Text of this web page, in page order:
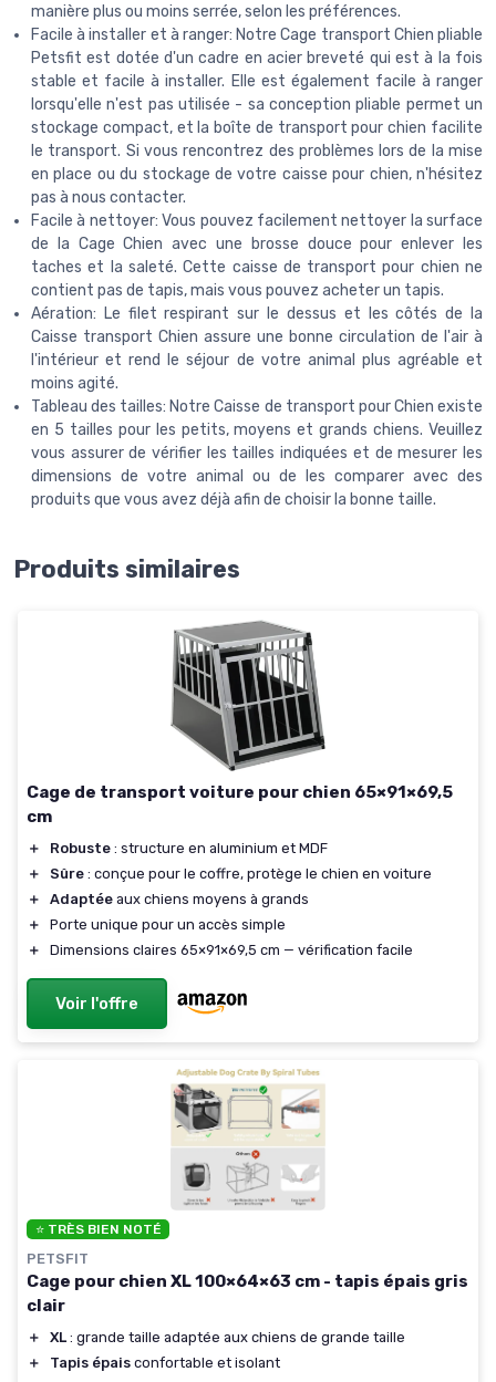
manière plus ou moins serrée, selon les préférences.
Facile à installer et à ranger: Notre Cage transport Chien pliable
Petsfit est dotée d'un cadre en acier breveté qui est à la fois
stable et facile à installer. Elle est également facile à ranger
lorsqu'elle n'est pas utilisée - sa conception pliable permet un
stockage compact, et la boîte de transport pour chien facilite
le transport. Si vous rencontrez des problèmes lors de la mise
en place ou du stockage de votre caisse pour chien, n'hésitez
pas à nous contacter.
Facile à nettoyer: Vous pouvez facilement nettoyer la surface
de la Cage Chien avec une brosse douce pour enlever les
taches et la saleté. Cette caisse de transport pour chien ne
contient pas de tapis, mais vous pouvez acheter un tapis.
Aération: Le filet respirant sur le dessus et les côtés de la
Caisse transport Chien assure une bonne circulation de l'air à
l'intérieur et rend le séjour de votre animal plus agréable et
moins agité.
Tableau des tailles: Notre Caisse de transport pour Chien existe
en 5 tailles pour les petits, moyens et grands chiens. Veuillez
vous assurer de vérifier les tailles indiquées et de mesurer les
dimensions de votre animal ou de les comparer avec des
produits que vous avez déjà afin de choisir la bonne taille.
Produits similaires
Cage de transport voiture pour chien 65×91×69,5
cm
＋ Robuste : structure en aluminium et MDF
＋
Sûre : conçue pour le coffre, protège le chien en voiture
＋
Adaptée aux chiens moyens à grands
＋
Porte unique pour un accès simple
＋
Dimensions claires 65×91×69,5 cm — vérification facile
Voir l'offre
⭐ TRÈS BIEN NOTÉ
PETSFIT
Cage pour chien XL 100×64×63 cm - tapis épais gris
clair
＋ XL : grande taille adaptée aux chiens de grande taille
＋
Tapis épais confortable et isolant